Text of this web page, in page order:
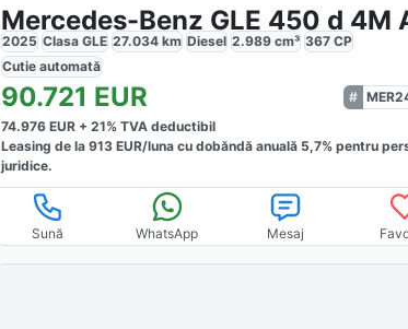
2025 Clasa GLE 27.034 km Diesel 2.989 cm³ 367 CP
Cutieautomată
90.721 EUR
74.976 EUR +21% TVA deductibil
Leasing de la913 EUR/luna cu dobăndă anuală 5,7% pentru
juridice.
Sună WhatsApp Mesaj